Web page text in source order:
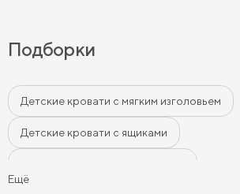
Подборки
Детские кровати с мягким изголовьем
Детские кровати с ящиками
Ещё